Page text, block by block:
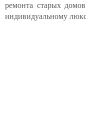
ремонта старых
индивидуальному